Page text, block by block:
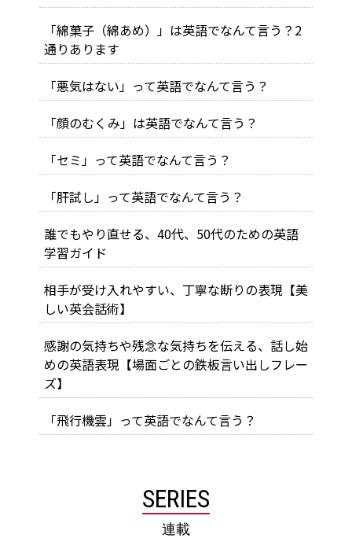
「綿菓子（綿あめ）」は英語でなんて言う？2
通りあります
「悪気はない」って英語でなんて言う？
「顔のむくみ」は英語でなんて言う？
「セミ」って英語でなんて言う？
「肝試し」って英語でなんて言う？
誰でもやり直せる、40代、50代のための英語
学習ガイド
相手が受け入れやすい、丁寧な断りの表現【美
しい英会話術】
感謝の気持ちや残念な気持ちを伝える、話し始
めの英語表現【場面ごとの鉄板言い出しフレー
ズ】
「飛行機雲」って英語でなんて言う？
SERIES
連載